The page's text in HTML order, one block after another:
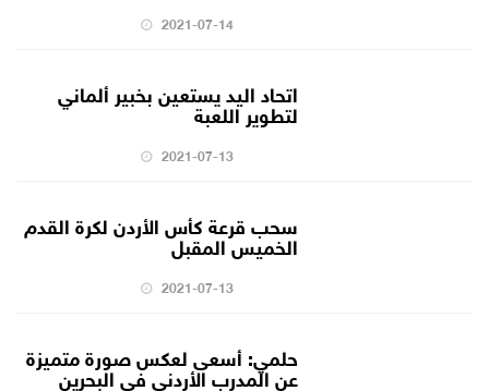
2021-07-14
اتحاد اليد يستعين بخبير ألماني
لتطوير اللعبة
2021-07-13
سحب قرعة كأس الأردن لكرة القدم
الخميس المقبل
2021-07-13
حلمي: أسعى لعكس صورة متميزة
عن المدرب الأردني في البحرين